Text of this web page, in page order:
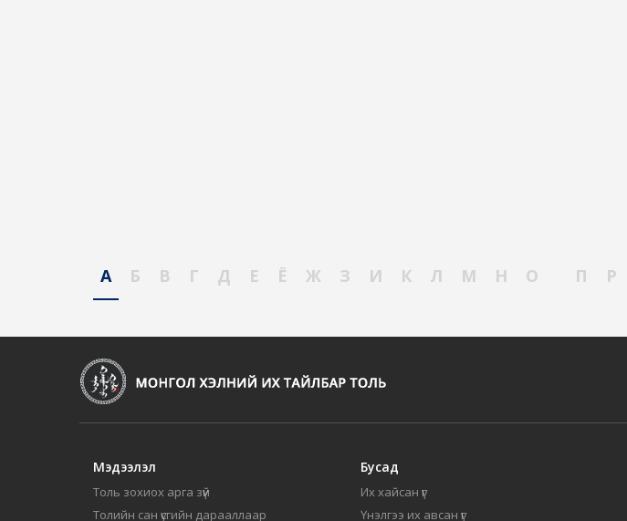
А Б В Г Д Е Ё Ж З И К Л М Н О П Р
Мэдээлэл
Толь зохиох арга зүй
Толийн сан үсгийн дарааллаар
Бусад
Их хайсан үг
Үнэлгээ их авсан үг